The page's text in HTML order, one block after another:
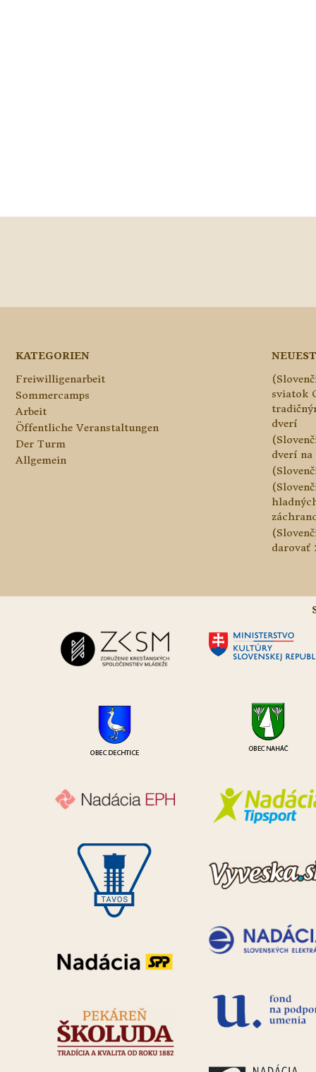
KATEGORIEN
Freiwilligenarbeit
Sommercamps
Arbeit
Öffentliche Veranstaltungen
Der Turm
Allgemein
sviatok
dverí
dverí na
darovať